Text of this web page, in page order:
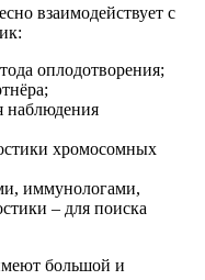
взаимодействует с
оплодотворения;
наблюдения
хромосомных
иммунологами,
– для поиска
большой и